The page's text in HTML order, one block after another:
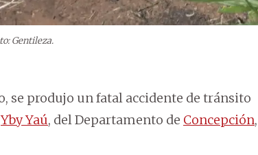
Gentileza.
se produjo un fatal accidente de tránsito
Yby Yaú, del Departamento de Concepción,